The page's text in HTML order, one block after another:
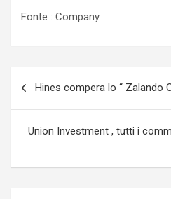
Fonte : Company
Hines compera lo “ Zalando
Union Investment , tutti i